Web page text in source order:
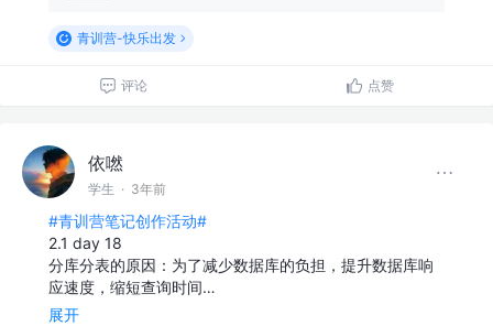
青训营-快乐出发
评论 点赞
依嘫
学生 · 3年前
#青训营笔记创作活动#
2.1 day 18
分库分表的原因：为了减少数据库的负担，提升数据库响
应速度，缩短查询时间…
展开